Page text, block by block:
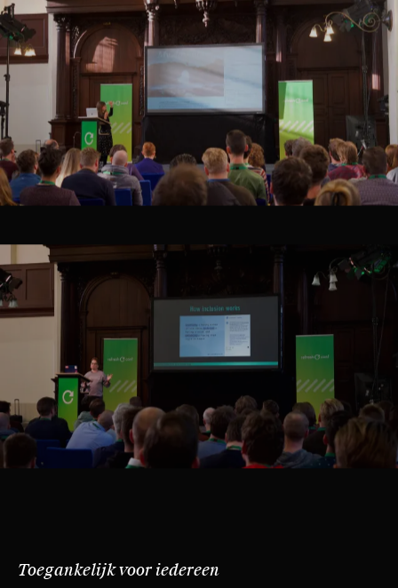
Toegankelijk voor iedereen